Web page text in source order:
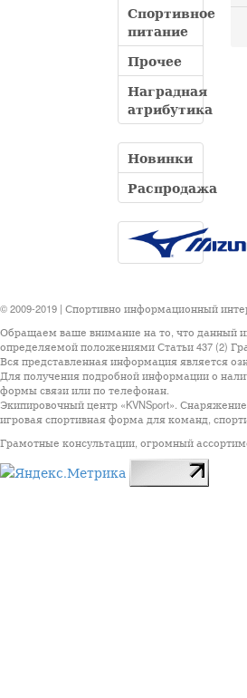
Спортивное
питание
Прочее
Наградная
атрибутика
Новинки
Распродажа
© 2009-2019 | Спортивно информационный
Обращаем ваше внимание на то, что данный
определяемой положениями Статьи 437 (2)
Вся представленная информация является
Для получения подробной информации о
формы связи или по телефонан.
Экипировочный центр «KVNSport».
игровая спортивная форма для команд,
Грамотные консультации, огромный